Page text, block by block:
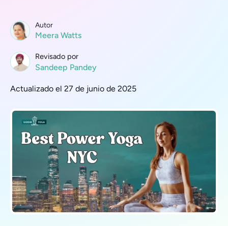
Autor
Meera Watts
Revisado por
Sandeep Pandey
Actualizado el 27 de junio de 2025